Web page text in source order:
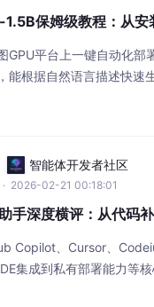
保姆级教程：从安
GPU平台上一键自动化
能根据自然语言描述快速
智能体开发者社区
· 2026-02-21 00:18:01
手深度横评：从代码
Copilot、Cursor、
集成到私有部署能力等